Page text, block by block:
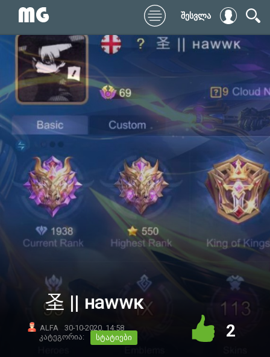
შესვლა
2
圣 || нawwĸ
ALFA
30-10-2020, 14:58
კატეგორია:
სტატიები